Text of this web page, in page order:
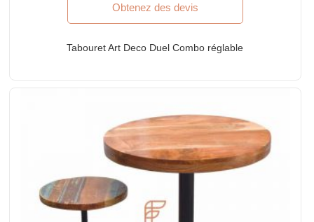
Obtenez des devis
Tabouret Art Deco Duel Combo réglable